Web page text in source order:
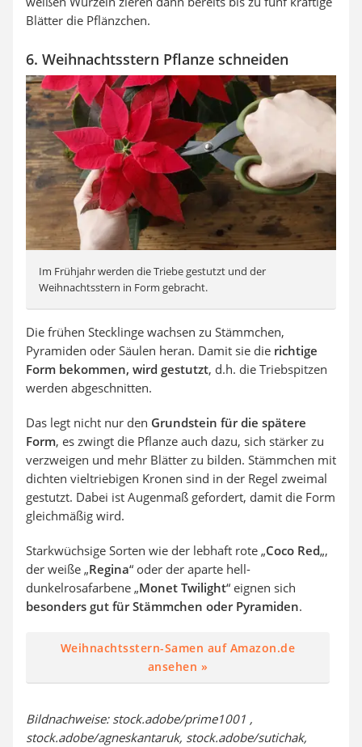
Blätter die Pflänzchen.
6. Weihnachtsstern Pflanze schneiden
Im Frühjahr werden die Triebe gestutzt und der
Weihnachtsstern in Form gebracht.
Die frühen Stecklinge wachsen zu Stämmchen,
Pyramiden oder Säulen heran. Damit sie die richtige
Form bekommen, wird gestutzt, d.h. die Triebspitzen
werden abgeschnitten.
Das legt nicht nur den Grundstein für die spätere
Form, es zwingt die Pflanze auch dazu, sich stärker zu
verzweigen und mehr Blätter zu bilden. Stämmchen mit
dichten vieltriebigen Kronen sind in der Regel zweimal
gestutzt. Dabei ist Augenmaß gefordert, damit die Form
gleichmäßig wird.
Starkwüchsige Sorten wie der lebhaft rote „Coco Red„,
der weiße „Regina“ oder der aparte hell-
dunkelrosafarbene „Monet Twilight“ eignen sich
besonders gut für Stämmchen oder Pyramiden.
Weihnachtsstern-Samen auf Amazon.de
ansehen »
Bildnachweise: stock.adobe/prime1001 ,
stock.adobe/agneskantaruk, stock.adobe/sutichak,